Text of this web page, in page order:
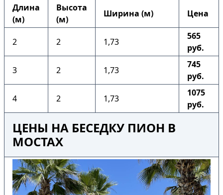
Длина
(м)
Высота
(м)
Ширина (м) Цена
2 2 1,73
565
руб.
3 2 1,73
745
руб.
4 2 1,73
1075
руб.
ЦЕНЫ НА БЕСЕДКУ ПИОН В
МОСТАХ